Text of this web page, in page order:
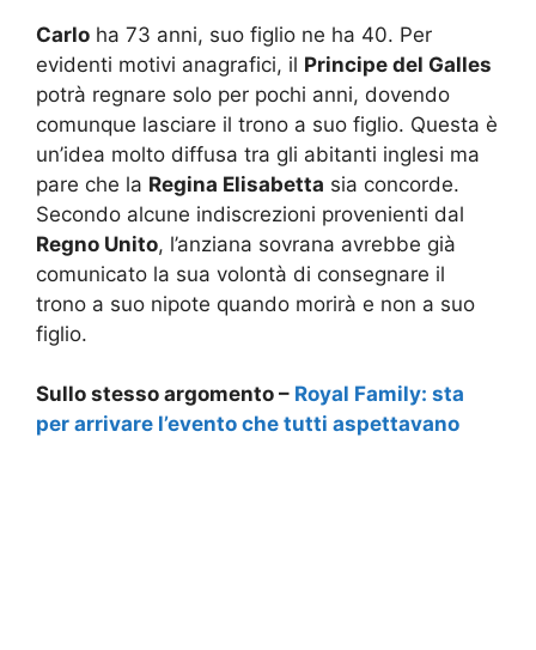
Carlo ha 73 anni, suo figlio ne ha 40. Per
evidenti motivi anagrafici, il Principe del Galles
potrà regnare solo per pochi anni, dovendo
comunque lasciare il trono a suo figlio. Questa è
un’idea molto diffusa tra gli abitanti inglesi ma
pare che la Regina Elisabetta sia concorde.
Secondo alcune indiscrezioni provenienti dal
Regno Unito, l’anziana sovrana avrebbe già
comunicato la sua volontà di consegnare il
trono a suo nipote quando morirà e non a suo
figlio.
Sullo stesso argomento – Royal Family: sta
per arrivare l’evento che tutti aspettavano